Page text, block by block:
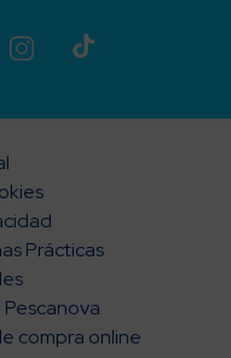
Prácticas
compra online